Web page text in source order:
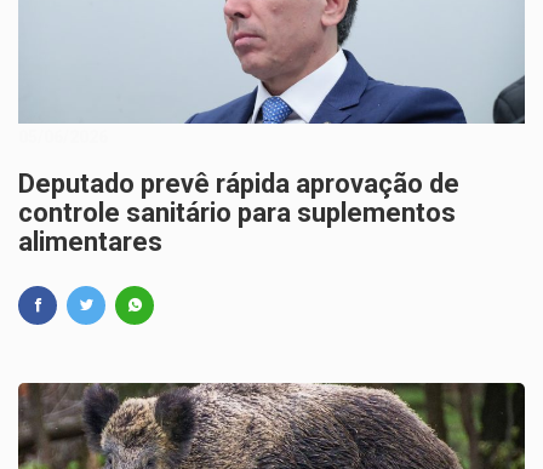
Deputado prevê rápida aprovação de
controle sanitário para suplementos
alimentares